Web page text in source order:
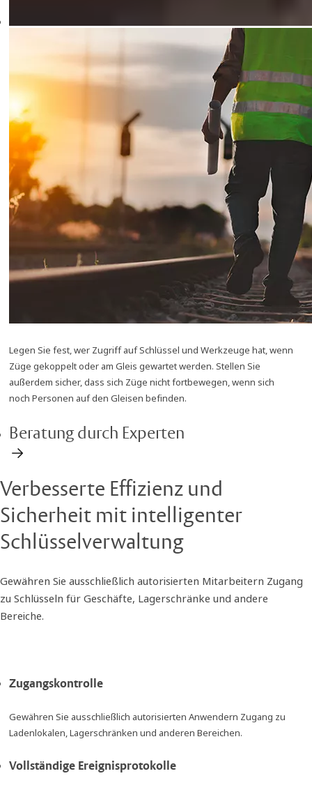
Legen Sie fest, wer Zugriff auf Schlüssel und Werkzeuge hat, wenn
Züge gekoppelt oder am Gleis gewartet werden. Stellen Sie
außerdem sicher, dass sich Züge nicht fortbewegen, wenn sich
noch Personen auf den Gleisen befinden.
Beratung durch Experten
Verbesserte Effizienz und
Sicherheit mit intelligenter
Schlüsselverwaltung
Gewähren Sie ausschließlich autorisierten Mitarbeitern Zugang
zu Schlüsseln für Geschäfte, Lagerschränke und andere
Bereiche.
Zugangskontrolle
Gewähren Sie ausschließlich autorisierten Anwendern Zugang zu
Ladenlokalen, Lagerschränken und anderen Bereichen.
Vollständige Ereignisprotokolle